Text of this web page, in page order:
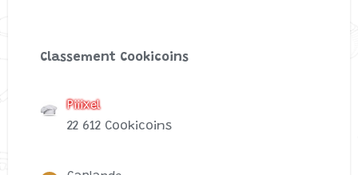
Classement Cookicoins
Piiixel
22 612 Cookicoins